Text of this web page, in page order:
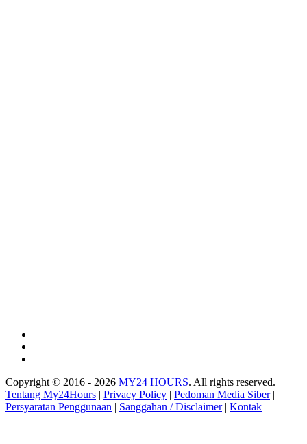
Copyright © 2016 - 2026 MY24 HOURS. All rights reserved.
Tentang My24Hours | Privacy Policy | Pedoman Media Siber|
Persyaratan Penggunaan | Sanggahan / Disclaimer| Kontak